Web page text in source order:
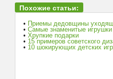
Похожие статьи:
• Приемы дедовщины
• Cамые знаменитые игрушки
• Хрупкие подарки
• 15 примеров советского
• 10 шокирующих детских